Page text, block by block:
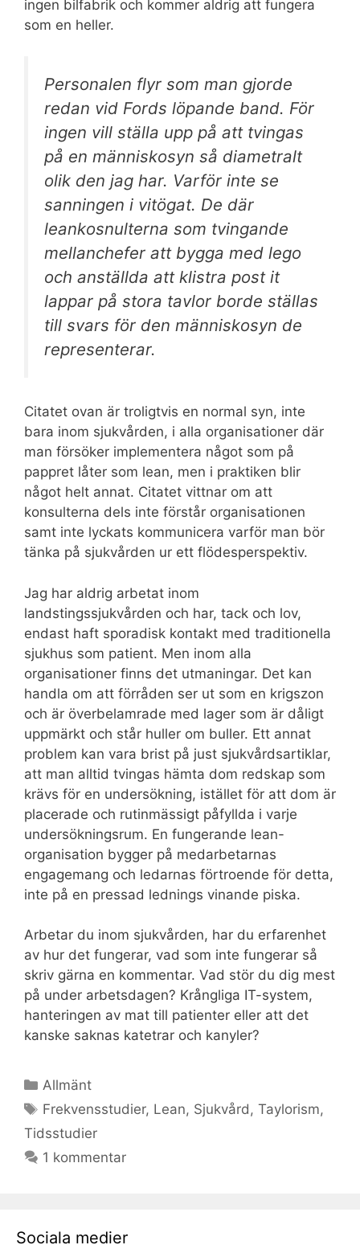
ingen bilfabrik och kommer aldrig att fungera
som en heller.
Personalen flyr som man gjorde
redan vid Fords löpande band. För
ingen vill ställa upp på att tvingas
på en människosyn så diametralt
olik den jag har. Varför inte se
sanningen i vitögat. De där
leankosnulterna som tvingande
mellanchefer att bygga med lego
och anställda att klistra post it
lappar på stora tavlor borde ställas
till svars för den människosyn de
representerar.
Citatet ovan är troligtvis en normal syn, inte
bara inom sjukvården, i alla organisationer där
man försöker implementera något som på
pappret låter som lean, men i praktiken blir
något helt annat. Citatet vittnar om att
konsulterna dels inte förstår organisationen
samt inte lyckats kommunicera varför man bör
tänka på sjukvården ur ett flödesperspektiv.
Jag har aldrig arbetat inom
landstingssjukvården och har, tack och lov,
endast haft sporadisk kontakt med traditionella
sjukhus som patient. Men inom alla
organisationer finns det utmaningar. Det kan
handla om att förråden ser ut som en krigszon
och är överbelamrade med lager som är dåligt
uppmärkt och står huller om buller. Ett annat
problem kan vara brist på just sjukvårdsartiklar,
att man alltid tvingas hämta dom redskap som
krävs för en undersökning, istället för att dom är
placerade och rutinmässigt påfyllda i varje
undersökningsrum. En fungerande lean-
organisation bygger på medarbetarnas
engagemang och ledarnas förtroende för detta,
inte på en pressad lednings vinande piska.
Arbetar du inom sjukvården, har du erfarenhet
av hur det fungerar, vad som inte fungerar så
skriv gärna en kommentar. Vad stör du dig mest
på under arbetsdagen? Krångliga IT-system,
hanteringen av mat till patienter eller att det
kanske saknas katetrar och kanyler?
Kategorier
Allmänt
Etiketter
Frekvensstudier, Lean, Sjukvård,Taylorism,
Tidsstudier
1 kommentar
Sociala medier